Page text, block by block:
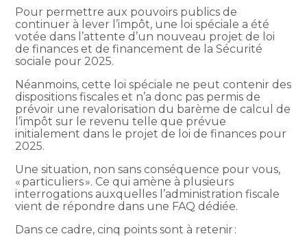
Pour permettre aux pouvoirs publics de
continuer à lever l’impôt, une loi spéciale a été
votée dans l’attente d’un nouveau projet de loi
de finances et de financement de la Sécurité
sociale pour 2025.
Néanmoins, cette loi spéciale ne peut contenir des
dispositions fiscales et n’a donc pas permis de
prévoir une revalorisation du barème de calcul de
l’impôt sur le revenu telle que prévue
initialement dans le projet de loi de finances pour
2025.
Une situation, non sans conséquence pour vous,
« particuliers ». Ce qui amène à plusieurs
interrogations auxquelles l’administration fiscale
vient de répondre dans une FAQ dédiée.
Dans ce cadre, cinq points sont à retenir :